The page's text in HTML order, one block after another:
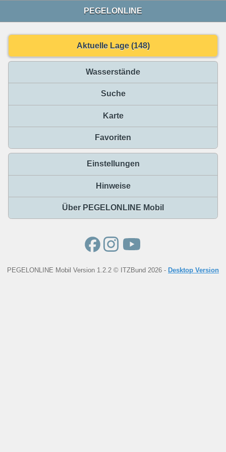
PEGELONLINE
Aktuelle Lage (148)
Wasserstände
Suche
Karte
Favoriten
Einstellungen
Hinweise
Über PEGELONLINE Mobil
PEGELONLINE Mobil Version 1.2.2 © ITZBund 2026 - Desktop Version